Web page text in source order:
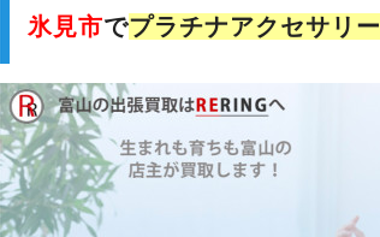
氷見市でプラチナアクセサリー